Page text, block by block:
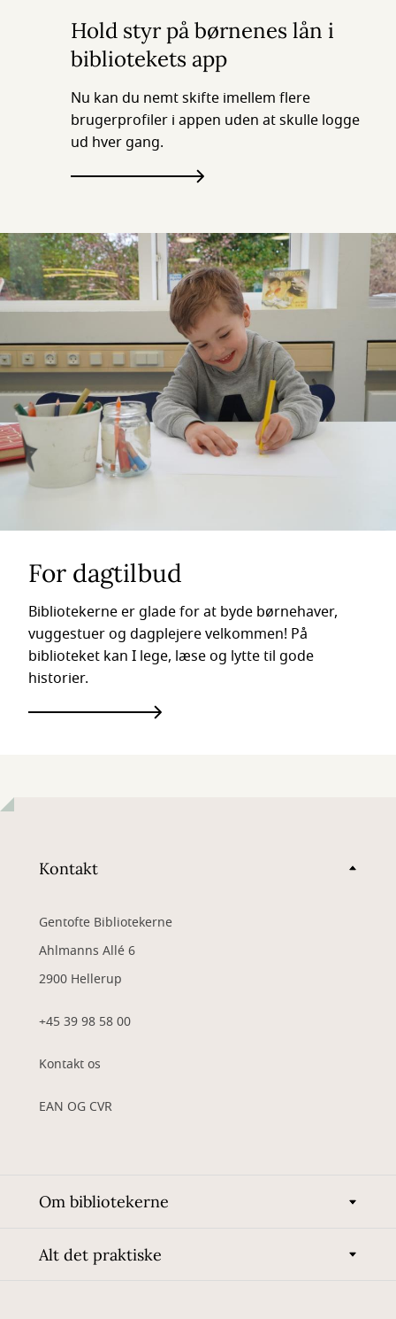
Hold styr på børnenes lån i
bibliotekets app
Nu kan du nemt skifte imellem flere
brugerprofiler i appen uden at skulle logge
ud hver gang.
For dagtilbud
Bibliotekerne er glade for at byde børnehaver,
vuggestuer og dagplejere velkommen! På
biblioteket kan I lege, læse og lytte til gode
historier.
Kontakt
Gentofte Bibliotekerne
Ahlmanns Allé 6
2900 Hellerup
+45 39 98 58 00
Kontakt os
EAN OG CVR
Om bibliotekerne
Alt det praktiske